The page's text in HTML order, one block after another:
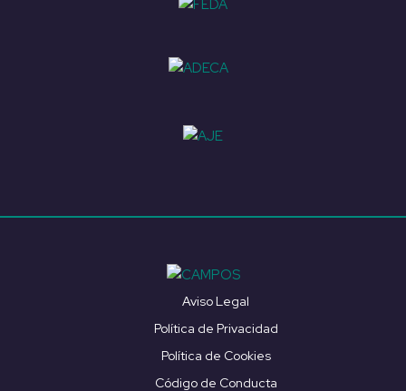
Aviso Legal
Política de Privacidad
Política de Cookies
Código de Conducta